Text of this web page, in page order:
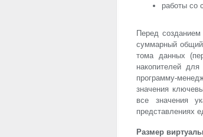
работы со
Перед
суммарный
тома данных
накопителей
программу-
значения
все значения
представлениях
Размер